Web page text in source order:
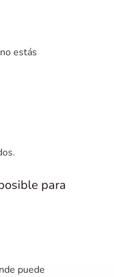
estás
para
puede